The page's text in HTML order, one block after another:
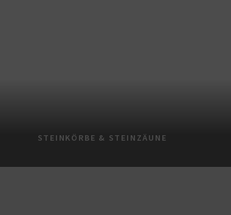
STEINKÖRBE & STEINZÄUNE